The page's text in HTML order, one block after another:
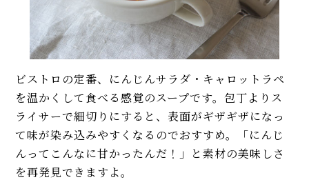
ビストロの定番、にんじんサラダ・キャロットラペ
を温かくして食べる感覚のスープです。包丁よりス
ライサーで細切りにすると、表面がギザギザになっ
て味が染み込みやすくなるのでおすすめ。「にんじ
んってこんなに甘かったんだ！」と素材の美味しさ
を再発見できますよ。